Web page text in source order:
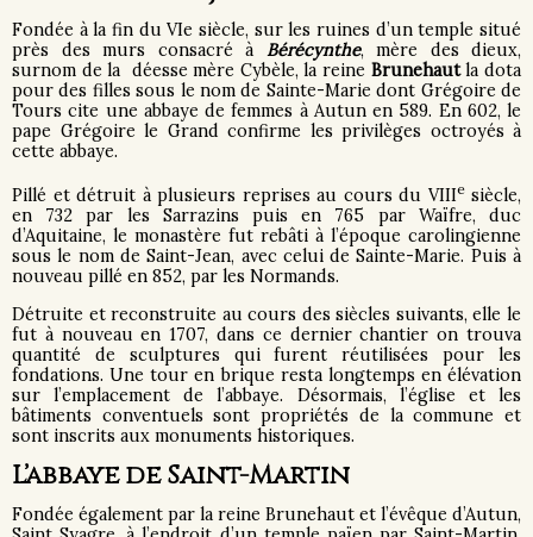
Fondée à la fin du VIe siècle, sur les ruines d’un temple situé
près des murs consacré à Bérécynthe, mère des dieux,
surnom de la déesse mère Cybèle, la reine Brunehautla dota
pour des filles sous le nom de Sainte-Marie dont Grégoire de
Tours cite une abbaye de femmes à Autun en 589. En 602, le
pape Grégoire le Grand confirme les privilèges octroyés à
cette abbaye.
Pillé et détruit à plusieurs reprises au cours du VIIIesiècle,
en 732 par les Sarrazins puis en 765 par Waïfre, duc
d’Aquitaine, le monastère fut rebâti à l’époque carolingienne
sous le nom de Saint-Jean, avec celui de Sainte-Marie. Puis à
nouveau pillé en 852, par les Normands.
Détruite et reconstruite au cours des siècles suivants, elle le
fut à nouveau en 1707, dans ce dernier chantier on trouva
quantité de sculptures qui furent réutilisées pour les
fondations. Une tour en brique resta longtemps en élévation
sur l’emplacement de l’abbaye. Désormais, l’église et les
bâtiments conventuels sont propriétés de la commune et
sont inscrits aux monuments historiques.
L’abbaye de Saint-Martin
Fondée également par la reine Brunehaut et l’évêque d’Autun,